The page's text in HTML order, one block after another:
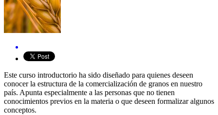
Este curso introductorio ha sido diseñado para quienes deseen
conocer la estructura de la comercialización de granos en nuestro
país. Apunta especialmente a las personas que no tienen
conocimientos previos en la materia o que deseen formalizar algunos
conceptos.​